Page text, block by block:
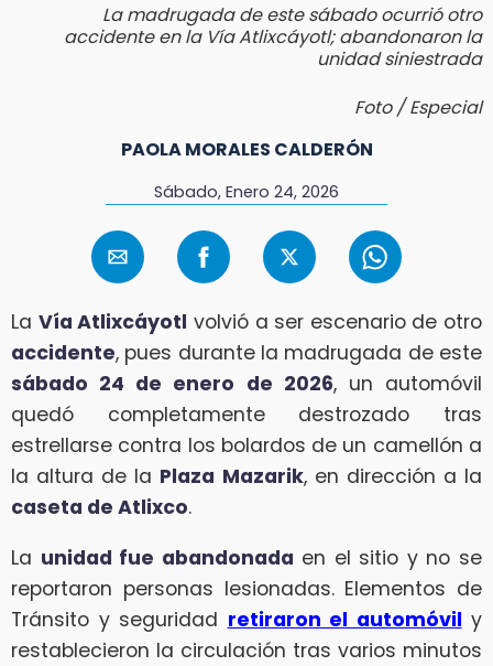
La madrugada de este sábado ocurrió otro
accidente en la Vía Atlixcáyotl; abandonaron la
unidad siniestrada
Foto / Especial
PAOLA MORALES CALDERÓN
Sábado, Enero 24, 2026
La Vía Atlixcáyotl volvió a ser escenario de otro
accidente, pues durante la madrugada de este
sábado 24 de enero de 2026, un automóvil
quedó completamente destrozado tras
estrellarse contra los bolardos de un camellón a
la altura de la Plaza Mazarik, en dirección a la
caseta de Atlixco.
La unidad fue abandonada en el sitio y no se
reportaron personas lesionadas. Elementos de
Tránsito y seguridad retiraron el automóvil y
restablecieron la circulación tras varios minutos